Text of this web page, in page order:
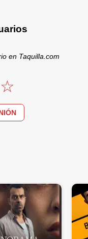
en Taquilla.com